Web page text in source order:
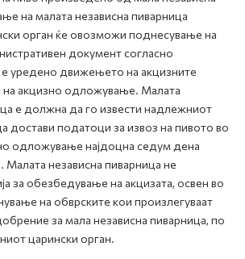
на малата независна пиварница
орган ќе овозможи поднесување на
документ согласно
уредено движењето на акцизните
на акцизно одложување. Малата
е должна да го извести надлежниот
достави податоци за извоз на пивото во
одложување најдоцна седум дена
независна пиварница не
за обезбедување на акцизата, освен во
на обврските кои произлегуваат
за мала независна пиварница, по
царински орган.